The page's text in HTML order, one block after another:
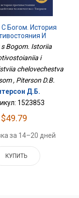
Богом. История
И
С Творцом
s Bogom. Istoriia
i
chelovechestva
, Piterson D.B.
Д.Б.
1523853
$49.79
за 14–20 дней
КУПИТЬ